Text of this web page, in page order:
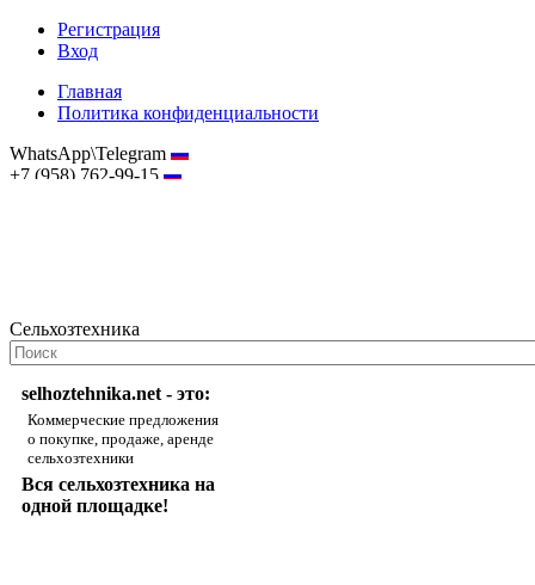
Регистрация
Вход
Главная
Политика конфиденциальности
WhatsApp\Telegram
+7 (958) 762-99-15
Сельхозтехника
selhoztehnika.net - это:
Коммерческие предложения
о покупке, продаже, аренде
сельхозтехники
Вся сельхозтехника на
одной площадке!